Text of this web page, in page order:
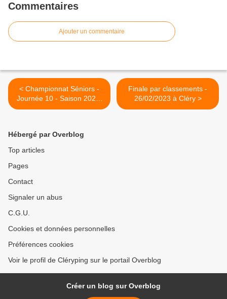
Commentaires
Ajouter un commentaire
< Championnat Séniors -
Journée 10 - Saison 2022-
2023
Finale par classements -
26/02/2023 à Cléry >
Hébergé par Overblog
Top articles
Pages
Contact
Signaler un abus
C.G.U.
Cookies et données personnelles
Préférences cookies
Voir le profil de Cléryping sur le portail Overblog
Créer un blog sur Overblog